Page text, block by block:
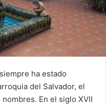
ha estado
del Salvador, el
En el siglo XVII